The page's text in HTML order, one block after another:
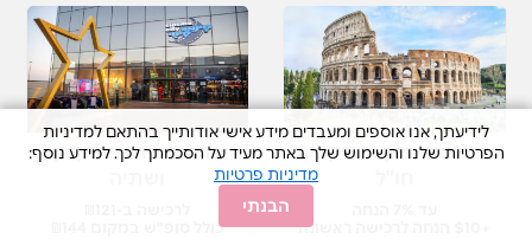
ישראכרט פאן אטרקציות
כרטיס זוגי+פופקורן
כולל סופ"ש במקום ₪144
לידיעתך, אנו אוספים ומעבדים מידע אישי אודותייך בהתאם למדיניות
הפרטיות שלנו והשימוש שלך באתר מעיד על הסכמתך לכך. למידע נוסף:
מדיניות פרטיות
הבנתי